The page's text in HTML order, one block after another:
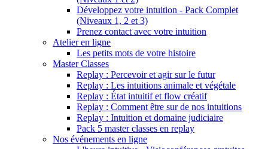
Développez votre intuition - Pack Complet
(Niveaux 1, 2 et 3)
Prenez contact avec votre intuition
Atelier en ligne
Les petits mots de votre histoire
Master Classes
Replay : Percevoir et agir sur le futur
Replay : Les intuitions animale et végétale
Replay : État intuitif et flow créatif
Replay : Comment être sur de nos intuitions
Replay : Intuition et domaine judiciaire
Pack 5 master classes en replay
Nos événements en ligne